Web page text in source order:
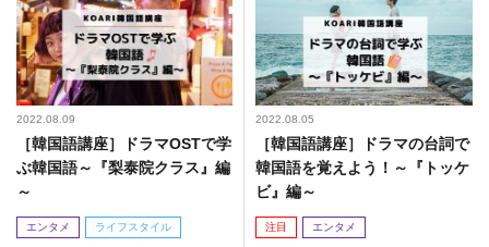
2022.08.09
［韓国語講座］ドラマOSTで学
ぶ韓国語～『梨泰院クラス』編
～
エンタメ ライフスタイル
2022.08.05
［韓国語講座］ドラマの台詞で
韓国語を覚えよう！～『トッケ
ビ』編～
注目 エンタメ